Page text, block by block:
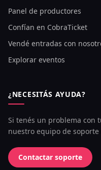
Panel de productores
Confían en CobraTicket
Vendé entradas con
Explorar eventos
¿NECESITÁS AYUDA?
Si tenés un problema con
nuestro equipo de
Contactar soporte